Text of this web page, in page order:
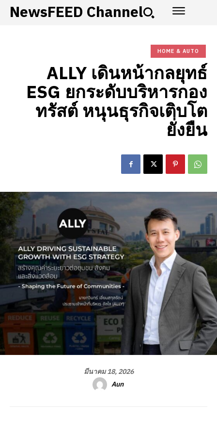
NewsFEED Channel
HOME & AUTO
ALLY เดินหน้ากลยุทธ์
ESG ยกระดับบริหารกอง
ทรัสต์ หนุนธุรกิจเติบโต
ยั่งยืน
มีนาคม 18, 2026
Aun